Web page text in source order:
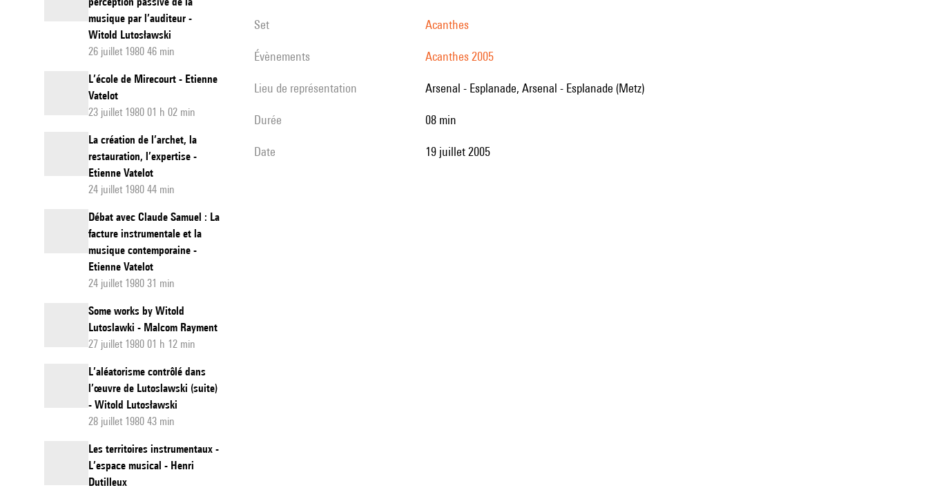
musique par l’auditeur -
Witold Lutosławski
26 juillet 1980 46 min
L’école de Mirecourt - Etienne
Vatelot
23 juillet 1980 01 h 02 min
La création de l’archet, la
restauration, l’expertise -
Etienne Vatelot
24 juillet 1980 44 min
Débat avec Claude Samuel : La
facture instrumentale et la
musique contemporaine -
Etienne Vatelot
24 juillet 1980 31 min
Some works by Witold
Lutoslawki - Malcom Rayment
27 juillet 1980 01 h 12 min
L’aléatorisme contrôlé dans
l’œuvre de Lutoslawski (suite)
- Witold Lutosławski
28 juillet 1980 43 min
Les territoires instrumentaux -
L’espace musical - Henri
Dutilleux
set Acanthes
évènements Acanthes 2005
Lieu de représentation Arsenal - Esplanade, Arsenal - Esplanade (Metz)
durée 08 min
date 19 juillet 2005